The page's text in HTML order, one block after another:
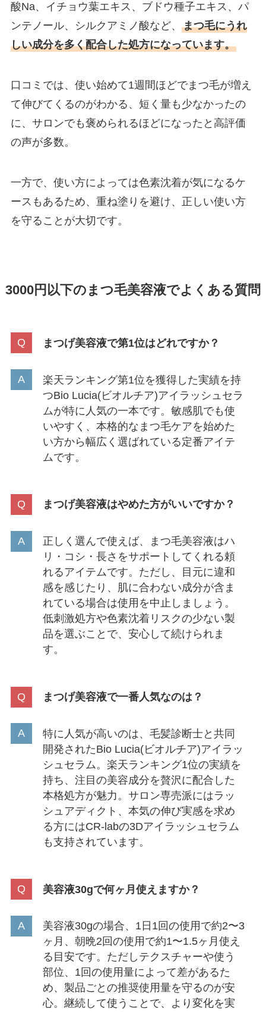
酸Na、イチョウ葉エキス、ブドウ種子エキス、パ
ンテノール、シルクアミノ酸など、 まつ毛にうれ
しい成分を多く配合した処方になっています。
口コミでは、使い始めて1週間ほどでまつ毛が増え
て伸びてくるのがわかる、短く量も少なかったの
に、サロンでも褒められるほどになったと高評価
の声が多数。
一方で、使い方によっては色素沈着が気になるケ
ースもあるため、重ね塗りを避け、正しい使い方
を守ることが大切です。
3000円以下のまつ毛美容液でよくある質問
まつげ美容液で第1位はどれですか？
楽天ランキング第1位を獲得した実績を持
つBio Lucia(ビオルチア)アイラッシュセラ
ムが特に人気の一本です。敏感肌でも使
いやすく、本格的なまつ毛ケアを始めた
い方から幅広く選ばれている定番アイテ
ムです。
まつげ美容液はやめた方がいいですか？
正しく選んで使えば、まつ毛美容液はハ
リ・コシ・長さをサポートしてくれる頼
れるアイテムです。ただし、目元に違和
感を感じたり、肌に合わない成分が含ま
れている場合は使用を中止しましょう。
低刺激処方や色素沈着リスクの少ない製
品を選ぶことで、安心して続けられま
す。
まつげ美容液で一番人気なのは？
特に人気が高いのは、毛髪診断士と共同
開発されたBio Lucia(ビオルチア)アイラッ
シュセラム。楽天ランキング1位の実績を
持ち、注目の美容成分を贅沢に配合した
本格処方が魅力。サロン専売派にはラッ
シュアディクト、本気の伸び実感を求め
る方にはCR-labの3Dアイラッシュセラム
も支持されています。
美容液30gで何ヶ月使えますか？
美容液30gの場合、1日1回の使用で約2〜3
ヶ月、朝晩2回の使用で約1〜1.5ヶ月使え
る目安です。ただしテクスチャーや使う
部位、1回の使用量によって差があるた
め、製品ごとの推奨使用量を守るのが安
心。継続して使うことで、より変化を実